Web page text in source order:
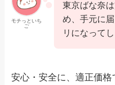
モチっといち
ご
東京ばな奈
め、手元に
リになって
安心・安全に、適正価